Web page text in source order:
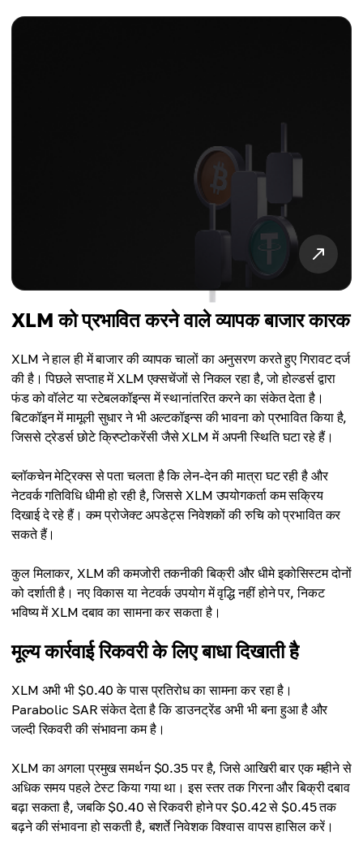
XLM को प्रभावित करने वाले व्यापक बाजार कारक
XLM ने हाल ही में बाजार की व्यापक चालों का अनुसरण करते हुए गिरावट दर्ज
की है। पिछले सप्ताह में XLM एक्सचेंजों से निकल रहा है, जो होल्डर्स द्वारा
फंड को वॉलेट या स्टेबलकॉइन्स में स्थानांतरित करने का संकेत देता है।
बिटकॉइन में मामूली सुधार ने भी अल्टकॉइन्स की भावना को प्रभावित किया है,
जिससे ट्रेडर्स छोटे क्रिप्टोकरेंसी जैसे XLM में अपनी स्थिति घटा रहे हैं।
ब्लॉकचेन मेट्रिक्स से पता चलता है कि लेन-देन की मात्रा घट रही है और
नेटवर्क गतिविधि धीमी हो रही है, जिससे XLM उपयोगकर्ता कम सक्रिय
दिखाई दे रहे हैं। कम प्रोजेक्ट अपडेट्स निवेशकों की रुचि को प्रभावित कर
सकते हैं।
कुल मिलाकर, XLM की कमजोरी तकनीकी बिक्री और धीमे इकोसिस्टम दोनों
को दर्शाती है। नए विकास या नेटवर्क उपयोग में वृद्धि नहीं होने पर, निकट
भविष्य में XLM दबाव का सामना कर सकता है।
मूल्य कार्रवाई रिकवरी के लिए बाधा दिखाती है
XLM अभी भी $0.40 के पास प्रतिरोध का सामना कर रहा है।
Parabolic SAR संकेत देता है कि डाउनट्रेंड अभी भी बना हुआ है और
जल्दी रिकवरी की संभावना कम है।
XLM का अगला प्रमुख समर्थन $0.35 पर है, जिसे आखिरी बार एक महीने से
अधिक समय पहले टेस्ट किया गया था। इस स्तर तक गिरना और बिक्री दबाव
बढ़ा सकता है, जबकि $0.40 से रिकवरी होने पर $0.42 से $0.45 तक
बढ़ने की संभावना हो सकती है, बशर्ते निवेशक विश्वास वापस हासिल करें।